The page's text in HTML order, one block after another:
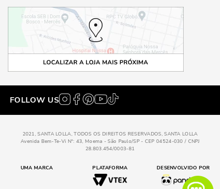
FOLLOW US
2021, SANTA LOLLA, TODOS OS DIREITOS RESERVADOS, SANTA LOLLA
Avenida Bem-Te-Vi N°: 43, Moema - São Paulo/SP - CEP 04524-030 / CNPJ
28.803.454/0003-81
UMA MARCA PLATAFORMA DESENVOLVIDO POR